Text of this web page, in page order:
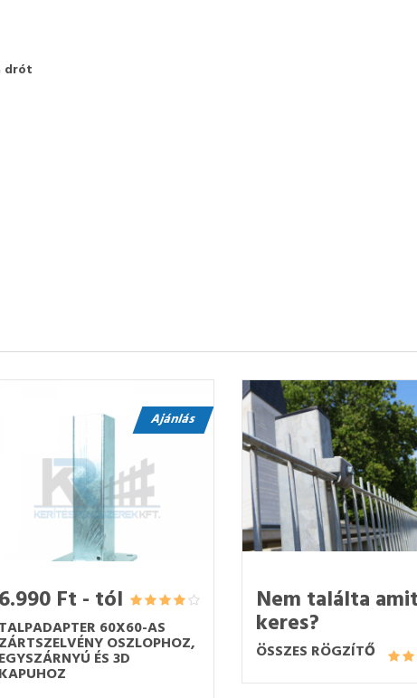
drót
Ajánlás
6.990 Ft - tól
TALPADAPTER 60X60-AS
ZÁRTSZELVÉNY OSZLOPHOZ,
EGYSZÁRNYÚ ÉS 3D
KAPUHOZ
Nem találta amit
keres?
ÖSSZES RÖGZÍTŐ